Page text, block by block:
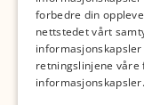
forbedre din
nettstedet vårt
retningslinjene våre
informasjonskapsler.